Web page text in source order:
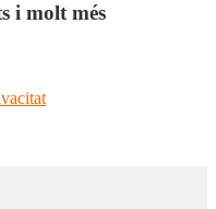
i molt més